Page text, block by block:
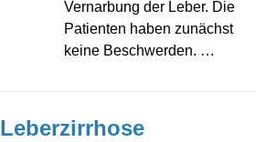
Vernarbung der Leber. Die
Patienten haben zunächst
keine Beschwerden. …
Leberzirrhose